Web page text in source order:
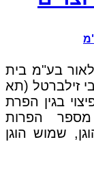
בע"מ בית
זילברטל (תא
תחום: פיצוי בגין הפרת
מספר הפרות
שמוש הוגן